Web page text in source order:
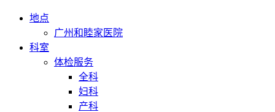
地点
广州和睦家医院
科室
体检服务
全科
妇科
产科